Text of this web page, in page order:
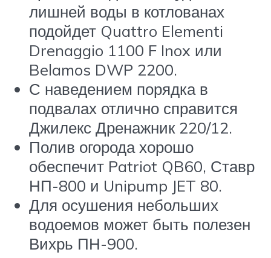
лишней воды в котлованах
подойдет Quattro Elementi
Drenaggio 1100 F Inox или
Belamos DWP 2200.
С наведением порядка в
подвалах отлично справится
Джилекс Дренажник 220/12.
Полив огорода хорошо
обеспечит Patriot QB60, Ставр
НП-800 и Unipump JET 80.
Для осушения небольших
водоемов может быть полезен
Вихрь ПН-900.